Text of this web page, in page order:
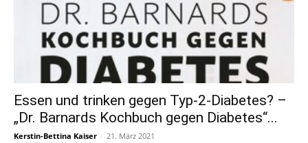
Essen und trinken gegen Typ-2-Diabetes? –
„Dr. Barnards Kochbuch gegen Diabetes“...
Kerstin-Bettina Kaiser - 21. März 2021